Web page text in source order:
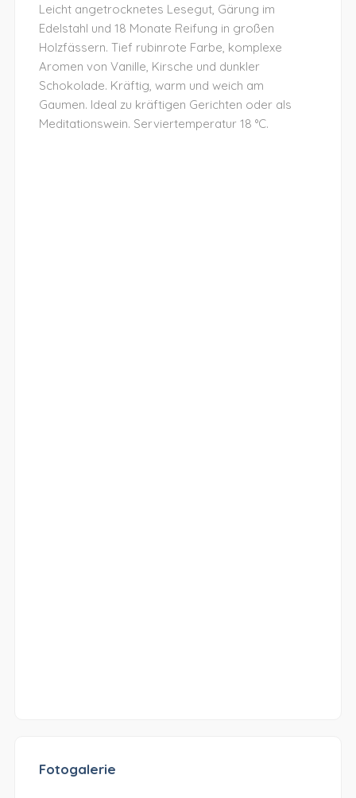
Leicht angetrocknetes Lesegut, Gärung im
Edelstahl und 18 Monate Reifung in großen
Holzfässern. Tief rubinrote Farbe, komplexe
Aromen von Vanille, Kirsche und dunkler
Schokolade. Kräftig, warm und weich am
Gaumen. Ideal zu kräftigen Gerichten oder als
Meditationswein. Serviertemperatur 18 °C.
Fotogalerie